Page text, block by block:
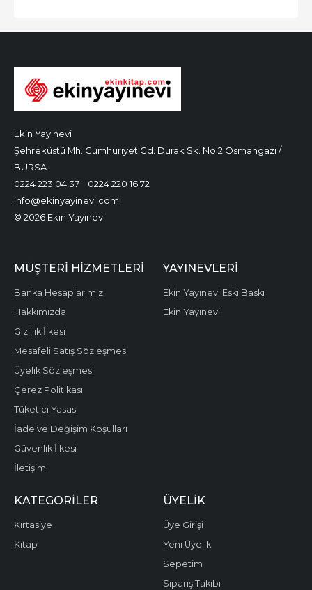
Ekin Yayınevi
Şehreküstü Mh. Cumhuriyet Cd. Durak Sk. No:2 Osmangazi /
BURSA
0224 223 04 37
0224 220 16 72
info@ekinyayinevi.com
© 2026 Ekin Yayınevi
MÜŞTERI HIZMETLERI
Banka Hesaplarımız
Hakkımızda
Gizlilik İlkesi
Mesafeli Satış Sözleşmesi
Üyelik Sözleşmesi
Çerez Politikası
Tüketici Yasası
İade ve Değişim Koşulları
Güvenlik İlkesi
İletişim
YAYINEVLERI
Ekin Yayınevi Eski Baskı
Ekin Yayınevi
KATEGORILER
Kırtasiye
Kitap
ÜYELIK
Üye Girişi
Yeni Üyelik
Sepetim
Sipariş Takibi